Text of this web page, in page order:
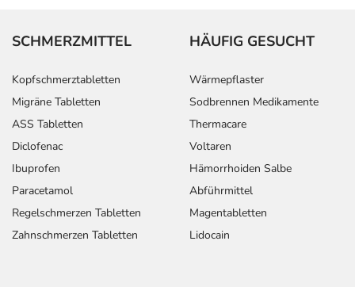
SCHMERZMITTEL
Kopfschmerztabletten
Migräne Tabletten
ASS Tabletten
Diclofenac
Ibuprofen
Paracetamol
Regelschmerzen Tabletten
Zahnschmerzen Tabletten
HÄUFIG GESUCHT
Wärmepflaster
Sodbrennen Medikamente
Thermacare
Voltaren
Hämorrhoiden Salbe
Abführmittel
Magentabletten
Lidocain